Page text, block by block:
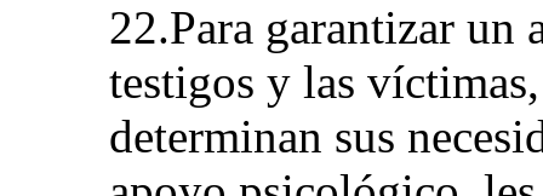
22.Para garantizar un
testigos y las
determinan sus